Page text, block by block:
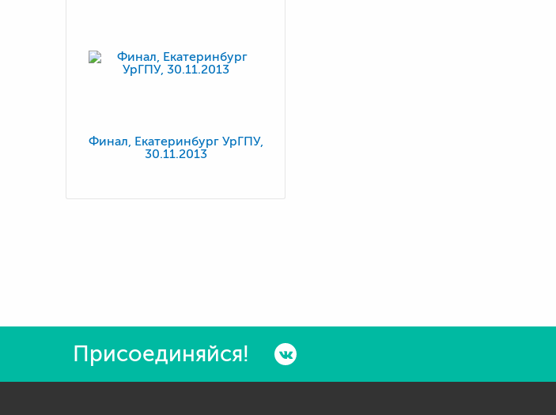
Финал, Екатеринбург УрГПУ,
30.11.2013
Присоединяйся!